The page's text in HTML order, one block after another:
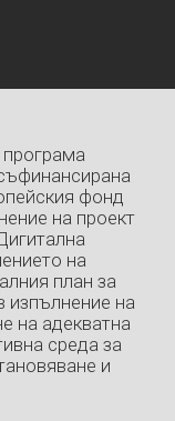
фонд
на проект
на
план за
изпълнение на
на адекватна
среда за
и